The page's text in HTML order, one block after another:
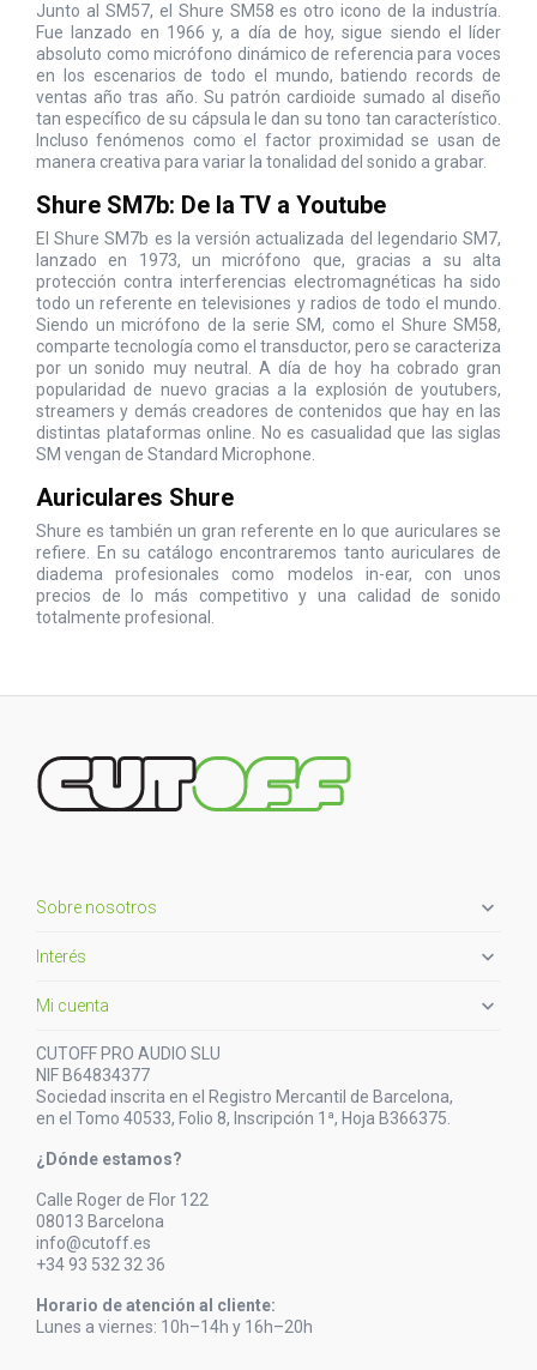
Junto al SM57, el Shure SM58 es otro icono de la industría.
Fue lanzado en 1966 y, a día de hoy, sigue siendo el líder
absoluto como micrófono dinámico de referencia para voces
en los escenarios de todo el mundo, batiendo records de
ventas año tras año. Su patrón cardioide sumado al diseño
tan específico de su cápsula le dan su tono tan característico.
Incluso fenómenos como el factor proximidad se usan de
manera creativa para variar la tonalidad del sonido a grabar.
Shure SM7b: De la TV a Youtube
El Shure SM7b es la versión actualizada del legendario SM7,
lanzado en 1973, unmicrófono que, gracias a su alta
protección contra interferencias electromagnéticas ha sido
todo un referente en televisiones y radios de todo el mundo.
Siendo un micrófono de la serie SM, como el Shure SM58,
comparte tecnología como el transductor, pero se caracteriza
por un sonido muy neutral. A día de hoy ha cobrado gran
popularidad de nuevo gracias a la explosión de youtubers,
streamers y demás creadores de contenidos que hay en las
distintas plataformas online. No es casualidad que las siglas
SM vengan de Standard Microphone.
Auriculares Shure
Shure es también un gran referente en lo que auriculares se
refiere. En su catálogo encontraremos tanto auriculares de
diadema profesionales como modelos in-ear, con unos
precios de lo más competitivo y una calidad de sonido
totalmente profesional.
Sobre nosotros 
Interés 
Mi cuenta 
CUTOFF PRO AUDIO SLU
NIF B64834377
Sociedad inscrita en el Registro Mercantil de Barcelona,
en el Tomo 40533, Folio 8, Inscripción 1ª, Hoja B366375.
¿Dónde estamos?
Calle Roger de Flor 122
08013 Barcelona
info@cutoff.es
+34 93 532 32 36
Horario de atención al cliente:
Lunes a viernes: 10h–14h y 16h–20h